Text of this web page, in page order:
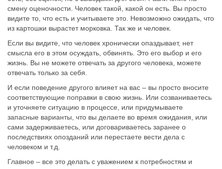
смену оценочности. Человек такой, какой он есть. Вы просто
видите то, что есть и учитываете это. Невозможно ожидать, что
из картошки вырастет морковка. Так же и человек.
Если вы видите, что человек хронически опаздывает, нет
смысла его в этом осуждать, обвинять. Это его выбор и его
жизнь. Вы не можете отвечать за другого человека, можете
отвечать только за себя.
И если поведение другого влияет на вас – вы просто вносите
соответствующие поправки в свою жизнь. Или созваниваетесь
и уточняете ситуацию в процессе, или придумываете
запасные варианты, что вы делаете во время ожидания, или
сами задерживаетесь, или договариваетесь заранее о
последствиях опозданий или перестаете вести дела с
человеком и т.д.
Главное – все это делать с уважением к потребностям и